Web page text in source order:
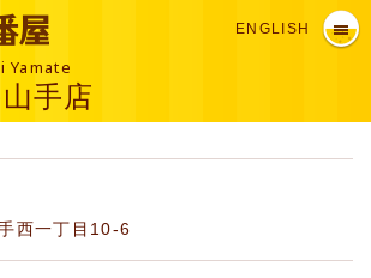
ENGLISH
Yamate
手店
西一丁目10-6